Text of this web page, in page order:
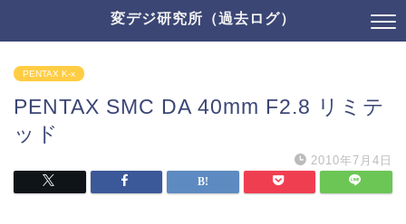
変デジ研究所（過去ログ）
PENTAX K-x
PENTAX SMC DA 40mm F2.8 リミテ
ッド
2010年7月4日